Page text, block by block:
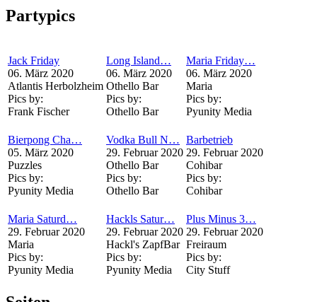
Partypics
Jack Friday
06. März 2020
Atlantis Herbolzheim
Pics by:
Frank Fischer
Long Island…
06. März 2020
Othello Bar
Pics by:
Othello Bar
Maria Friday…
06. März 2020
Maria
Pics by:
Pyunity Media
Bierpong Cha…
05. März 2020
Puzzles
Pics by:
Pyunity Media
Vodka Bull N…
29. Februar 2020
Othello Bar
Pics by:
Othello Bar
Barbetrieb
29. Februar 2020
Cohibar
Pics by:
Cohibar
Maria Saturd…
29. Februar 2020
Maria
Pics by:
Pyunity Media
Hackls Satur…
29. Februar 2020
Hackl's ZapfBar
Pics by:
Pyunity Media
Plus Minus 3…
29. Februar 2020
Freiraum
Pics by:
City Stuff